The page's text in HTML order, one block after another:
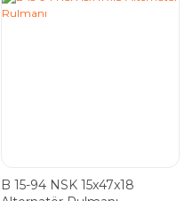
B 15-94 NSK 15x47x18